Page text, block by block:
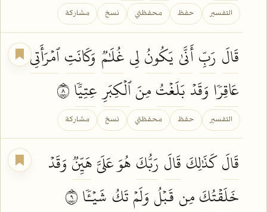
التفسير حفظ محفظتي نسخ مشاركة
قَالَ رَبِّأَنَّىٰ يَكُونُلِيغُلَٰمٞ وَكَانَتِٱمۡرَأَتِي
عَاقِرٗا وَقَدۡ بَلَغۡتُمِنَٱلۡكِبَرِعِتِيّٗا
التفسير حفظ محفظتي نسخ مشاركة
قَالَكَذَٰلِكَ قَالَ رَبُّكَ هُوَ عَلَيَّهَيِّنٞ وَقَدۡ
خَلَقۡتُكَمِن قَبۡلُ وَلَمۡتَكُ شَيۡـٔٗا